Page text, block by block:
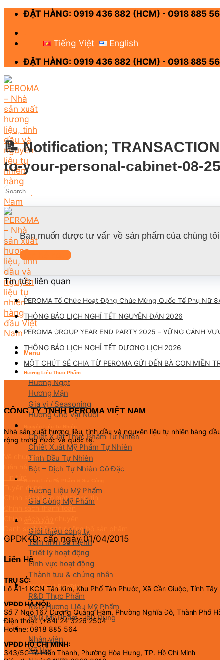
Skip
content
ĐẶT HÀNG: 0919 436 882 (HCM) - 0918 885
Tiếng Việt
English
ĐẶT HÀNG: 0919 436 882 (HCM) - 0918 885
Menu
Hương Liệu Thực Phẩm
Hương Ngọt
Hương Mặn
Gia vị / Seasoning
Hương Cho Vật Nuôi
Chiết Xuất Thực Phẩm Tự Nhiên
Chiết Xuất Mỹ Phẩm Tự Nhiên
Tinh Dầu Tự Nhiên
Bột – Dịch Tự Nhiên Cô Đặc
Hương Liệu Mỹ Phẩm
Gia Công Mỹ Phẩm
Giới thiệu công ty
Tầm nhìn sứ mệnh
Triết lý hoạt động
Lĩnh vực hoạt động
Thành tựu & chứng nhận
Nghiên Cứu & Phát Triển
R&D Thực Phẩm
R&D Hương Liệu Mỹ Phẩm
R&D Mỹ Phẩm Tiêu Dùng
CSR
Nhân viên
Xã Hội
📝 Notification;
to-your-personal-cabinet-08-
Bạn muốn được tư vấn về sản phẩm của chúng
Liên hệ ngay
Tin tức liên quan
PEROMA Tổ Chức Hoạt Động Chúc Mừng Quốc Tế Phụ Nữ
THÔNG BÁO LỊCH NGHỈ TẾT NGUYÊN ĐÁN 2026
PEROMA GROUP YEAR END PARTY 2025 – VỮNG CÁNH
THÔNG BÁO LỊCH NGHỈ TẾT DƯƠNG LỊCH 2026
MỘT CHÚT SẺ CHIA TỪ PEROMA GỬI ĐẾN BÀ CON MIỀN
CÔNG TY TNHH PEROMA VIỆT NAM
Nhà sản xuất hương liệu, tinh dầu và nguyên liệu tự nhiên hàng
rộng trong nước và quốc tế.
Về chúng tôi
Tin tức
Tuyển dụng
Chính sách bảo mật thông tin
Chính sách thanh toán
Chính sách vận chuyển
Danh sách hồ sơ tự công bố sản phẩm
GPDKKD: cấp ngày 01/04/2015
Liên Hệ
TRỤ SỞ:
Lô A1-1 KCN Tân Kim, Khu Phố Tân Phước, Xã Cần Giuộc, Tỉnh Tây
VPĐD HÀ NỘI:
Số 7 Ngõ 167 Dương Quảng Hàm, Phường Nghĩa Đô, Thành Phố
Điện thoại: (+84) 24 3226 2504
Hotline: 0918 885 564
VPĐD HỒ CHÍ MINH:
343/5C Tô Hiến Thành, Phường Hòa Hưng, TP. Hồ Chí Minh